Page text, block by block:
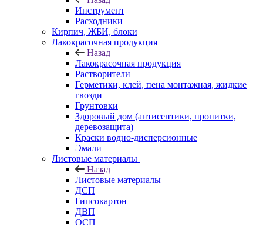
Инструмент
Расходники
Кирпич, ЖБИ, блоки
Лакокрасочная продукция
Назад
Лакокрасочная продукция
Растворители
Герметики, клей, пена монтажная, жидкие
гвозди
Грунтовки
Здоровый дом (антисептики, пропитки,
деревозащита)
Краски водно-дисперсионные
Эмали
Листовые материалы
Назад
Листовые материалы
ДСП
Гипсокартон
ДВП
ОСП